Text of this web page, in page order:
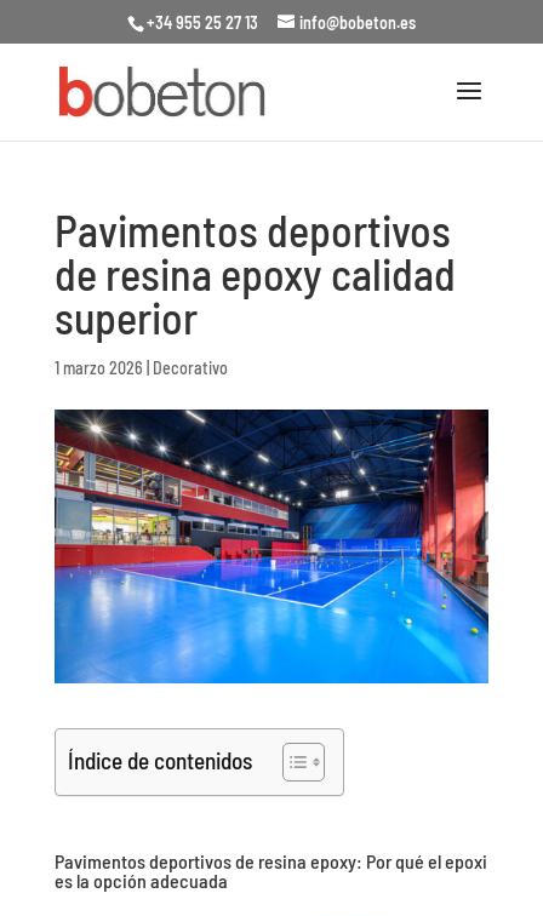
+34 955 25 27 13 info@bobeton.es
Pavimentos deportivos
de resina epoxy calidad
superior
1 marzo 2026 Decorativo
Índice de contenidos
Pavimentos deportivos de resina epoxy: Por qué el epoxi
es la opción adecuada